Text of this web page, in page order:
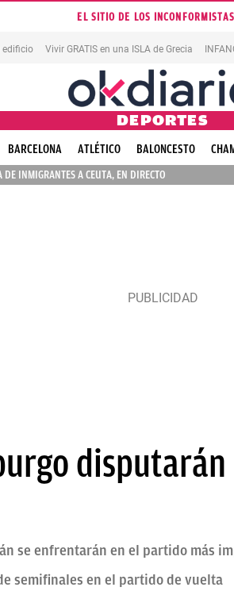
EL SITIO DE LOS INCONFORMISTAS
edificio Vivir GRATIS en una ISLA de Grecia
DEPORTES
BARCELONA ATLÉTICO BALONCESTO
INMIGRANTES A CEUTA, EN DIRECTO
se enfrentarán en el partido más
semifinales en el partido de vuelta